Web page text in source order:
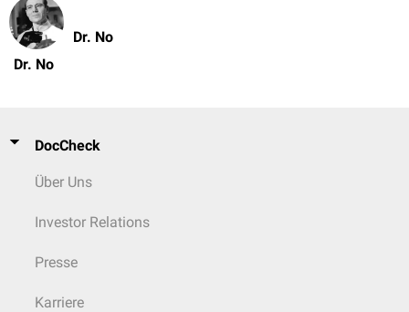
Dr. No
Dr. No
DocCheck
Über Uns
Investor Relations
Presse
Karriere